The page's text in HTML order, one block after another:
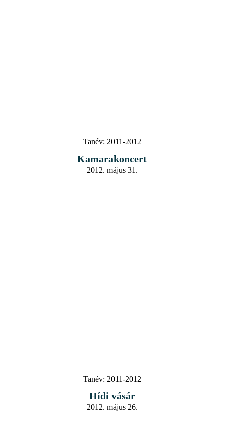
Tanév: 2011-2012
Kamarakoncert
2012. május 31.
Tanév: 2011-2012
Hídi vásár
2012. május 26.